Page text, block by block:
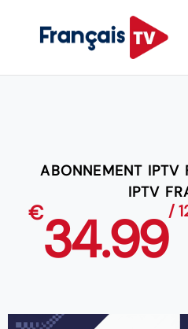
ABONNEMENT IPTV
IPTV
€34.99/